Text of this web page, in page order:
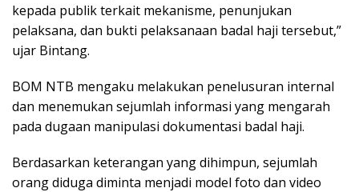
kepada publik terkait mekanisme, penunjukan
pelaksana, dan bukti pelaksanaan badal haji tersebut,”
ujar Bintang.
BOM NTB mengaku melakukan penelusuran internal
dan menemukan sejumlah informasi yang mengarah
pada dugaan manipulasi dokumentasi badal haji.
Berdasarkan keterangan yang dihimpun, sejumlah
orang diduga diminta menjadi model foto dan video